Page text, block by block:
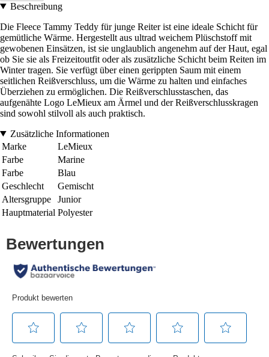
Beschreibung
Die Fleece Tammy Teddy für junge Reiter ist eine ideale Schicht für
gemütliche Wärme. Hergestellt aus ultrad weichem Plüschstoff mit
gewobenen Einsätzen, ist sie unglaublich angenehm auf der Haut, egal
ob Sie sie als Freizeitoutfit oder als zusätzliche Schicht beim Reiten im
Winter tragen. Sie verfügt über einen gerippten Saum mit einem
seitlichen Reißverschluss, um die Wärme zu halten und einfaches
Überziehen zu ermöglichen. Die Reißverschlusstaschen, das
aufgenähte Logo LeMieux am Ärmel und der Reißverschlusskragen
sind sowohl stilvoll als auch praktisch.
Zusätzliche Informationen
Marke
LeMieux
Farbe
Marine
Farbe
Blau
Geschlecht
Gemischt
Altersgruppe
Junior
Hauptmaterial Polyester